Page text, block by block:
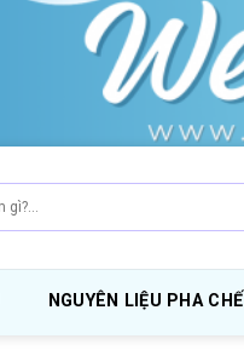
NGUYÊN LIỆU PHA CHẾ